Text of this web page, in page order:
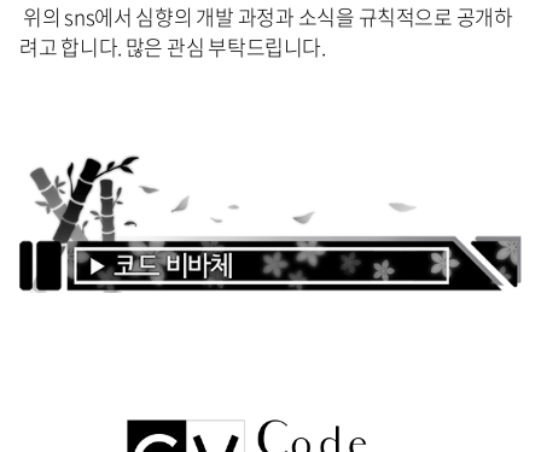
위의 sns에서 심향의 개발 과정과 소식을 규칙적으로 공개하
려고 합니다. 많은 관심 부탁드립니다.